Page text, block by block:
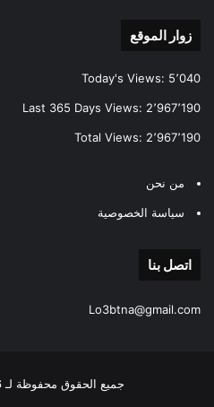
زوار الموقع
Today's Views: 5٬040
Last 365 Days Views: 2٬967٬190
Total Views: 2٬967٬190
من نحن
سياسة الخصوصية
اتصل بنا
Lo3btna@gmail.com
جميع الحقوق محفوظة لـ Lo3BTNA 2026 ©